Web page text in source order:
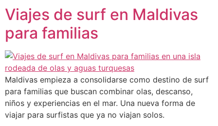
Viajes de surf en Maldivas
para familias
Maldivas empieza a consolidarse como destino de surf
para familias que buscan combinar olas, descanso,
niños y experiencias en el mar. Una nueva forma de
viajar para surfistas que ya no viajan solos.